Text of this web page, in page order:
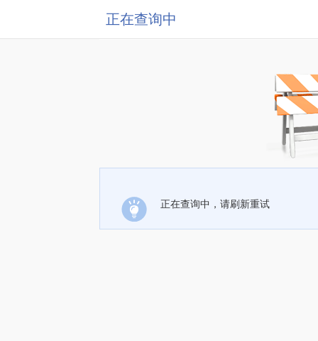
正在查询中
正在查询中，请刷新重试